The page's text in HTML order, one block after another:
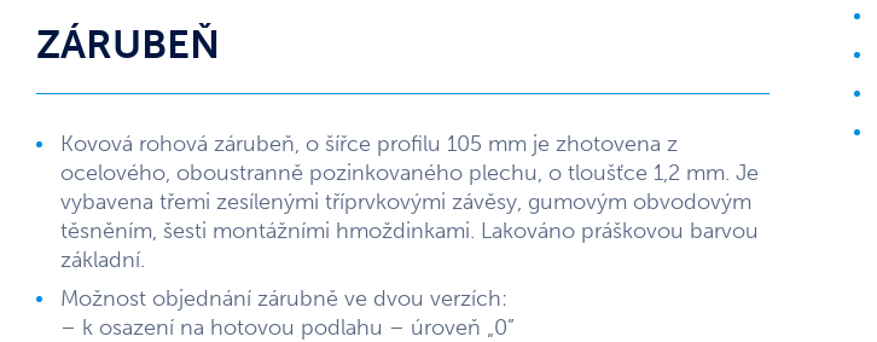
ZÁRUBEŇ
Kovová rohová zárubeň, o šířce profilu 105 mm je zhotovena z
ocelového, oboustranně pozinkovaného plechu, o tloušťce 1,2 mm. Je
vybavena třemi zesílenými tříprvkovými závěsy, gumovým obvodovým
těsněním, šesti montážními hmoždinkami. Lakováno práškovou barvou
základní.
Možnost objednání zárubně ve dvou verzích:
– k osazení na hotovou podlahu – úroveň „0”